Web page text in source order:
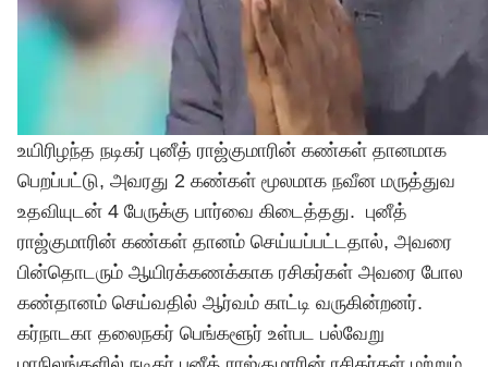
உயிரிழந்த நடிகர் புனீத் ராஜ்குமாரின் கண்கள் தானமாக
பெறப்பட்டு, அவரது 2 கண்கள் மூலமாக நவீன மருத்துவ
உதவியுடன் 4 பேருக்கு பார்வை கிடைத்தது. புனீத்
ராஜ்குமாரின் கண்கள் தானம் செய்யப்பட்டதால், அவரை
பின்தொடரும் ஆயிரக்கணக்காக ரசிகர்கள் அவரை போல
கண்தானம் செய்வதில் ஆர்வம் காட்டி வருகின்றனர்.
கர்நாடகா தலைநகர் பெங்களூர் உள்பட பல்வேறு